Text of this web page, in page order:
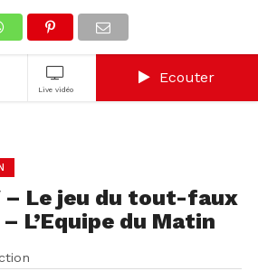
Live vidéo
Ecouter
– Le jeu du tout-faux
L’Equipe du Matin